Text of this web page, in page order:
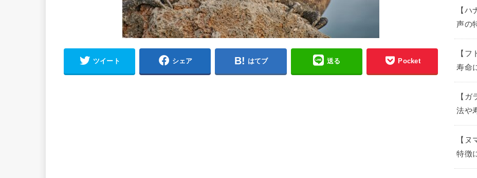
ツイート シェア はてブ 送る Pocket
【
声の
【
寿命
【
法や
【
特徴